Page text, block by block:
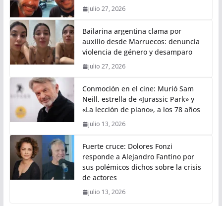
julio 27, 2026
Bailarina argentina clama por
auxilio desde Marruecos: denuncia
violencia de género y desamparo
julio 27, 2026
Conmoción en el cine: Murió Sam
Neill, estrella de «Jurassic Park» y
«La lección de piano», a los 78 años
julio 13, 2026
Fuerte cruce: Dolores Fonzi
responde a Alejandro Fantino por
sus polémicos dichos sobre la crisis
de actores
julio 13, 2026